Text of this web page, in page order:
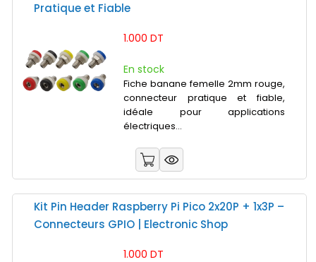
Pratique et Fiable
1.000 DT
En stock
Fiche banane femelle 2mm rouge,
connecteur pratique et fiable,
idéale pour applications
électriques...
Kit Pin Header Raspberry Pi Pico 2x20P + 1x3P –
Connecteurs GPIO | Electronic Shop
1.000 DT